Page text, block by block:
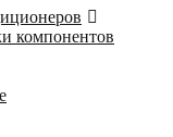
компонентов